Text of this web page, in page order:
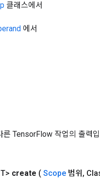
클래스에서
에서
TensorFlow 작업의 출력
create ( Scope 범위 ,